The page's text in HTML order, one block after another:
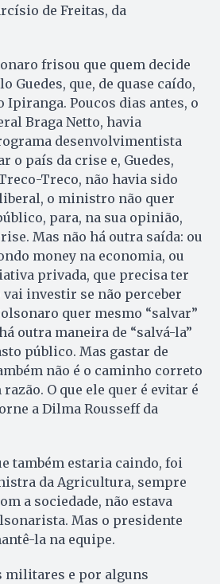
de Freitas, da
frisou que quem decide
Guedes, que, de quase caído,
Ipiranga. Poucos dias antes, o
Braga Netto, havia
desenvolvimentista
o país da crise e, Guedes,
Treco, não havia sido
o ministro não quer
para, na sua opinião,
Mas não há outra saída: ou
money na economia, ou
privada, que precisa ter
investir se não perceber
quer mesmo “salvar”
outra maneira de “salvá-la”
público. Mas gastar de
não é o caminho correto
O que ele quer é evitar é
a Dilma Rousseff da
também estaria caindo, foi
da Agricultura, sempre
a sociedade, não estava
Mas o presidente
la na equipe.
militares e por alguns